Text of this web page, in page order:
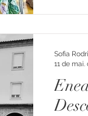
Sofia
11 de mai.